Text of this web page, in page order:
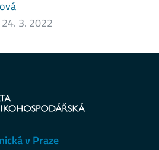
24. 3. 2022
v Praze